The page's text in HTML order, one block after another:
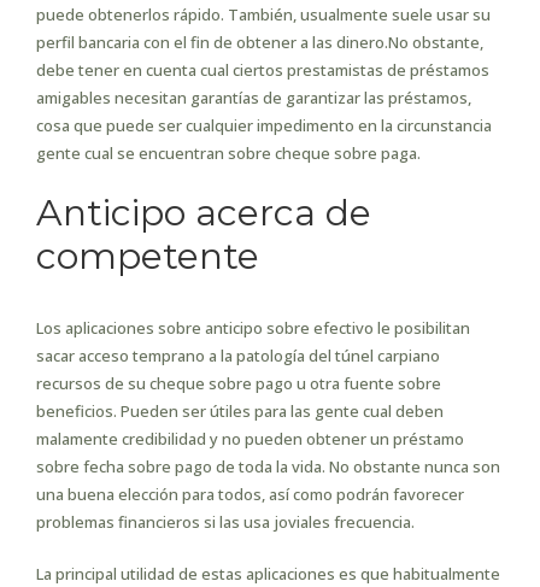
puede obtenerlos rápido. También, usualmente suele usar su
perfil bancaria con el fin de obtener a las dinero.No obstante,
debe tener en cuenta cual ciertos prestamistas de préstamos
amigables necesitan garantías de garantizar las préstamos,
cosa que puede ser cualquier impedimento en la circunstancia
gente cual se encuentran sobre cheque sobre paga.
Anticipo acerca de
competente
Los aplicaciones sobre anticipo sobre efectivo le posibilitan
sacar acceso temprano a la patologí­a del túnel carpiano
recursos de su cheque sobre pago u otra fuente sobre
beneficios. Pueden ser útiles para las gente cual deben
malamente credibilidad y no pueden obtener un préstamo
sobre fecha sobre pago de toda la vida. No obstante nunca son
una buena elección para todos, así­ como podrán favorecer
problemas financieros si las usa joviales frecuencia.
La principal utilidad de estas aplicaciones es que habitualmente